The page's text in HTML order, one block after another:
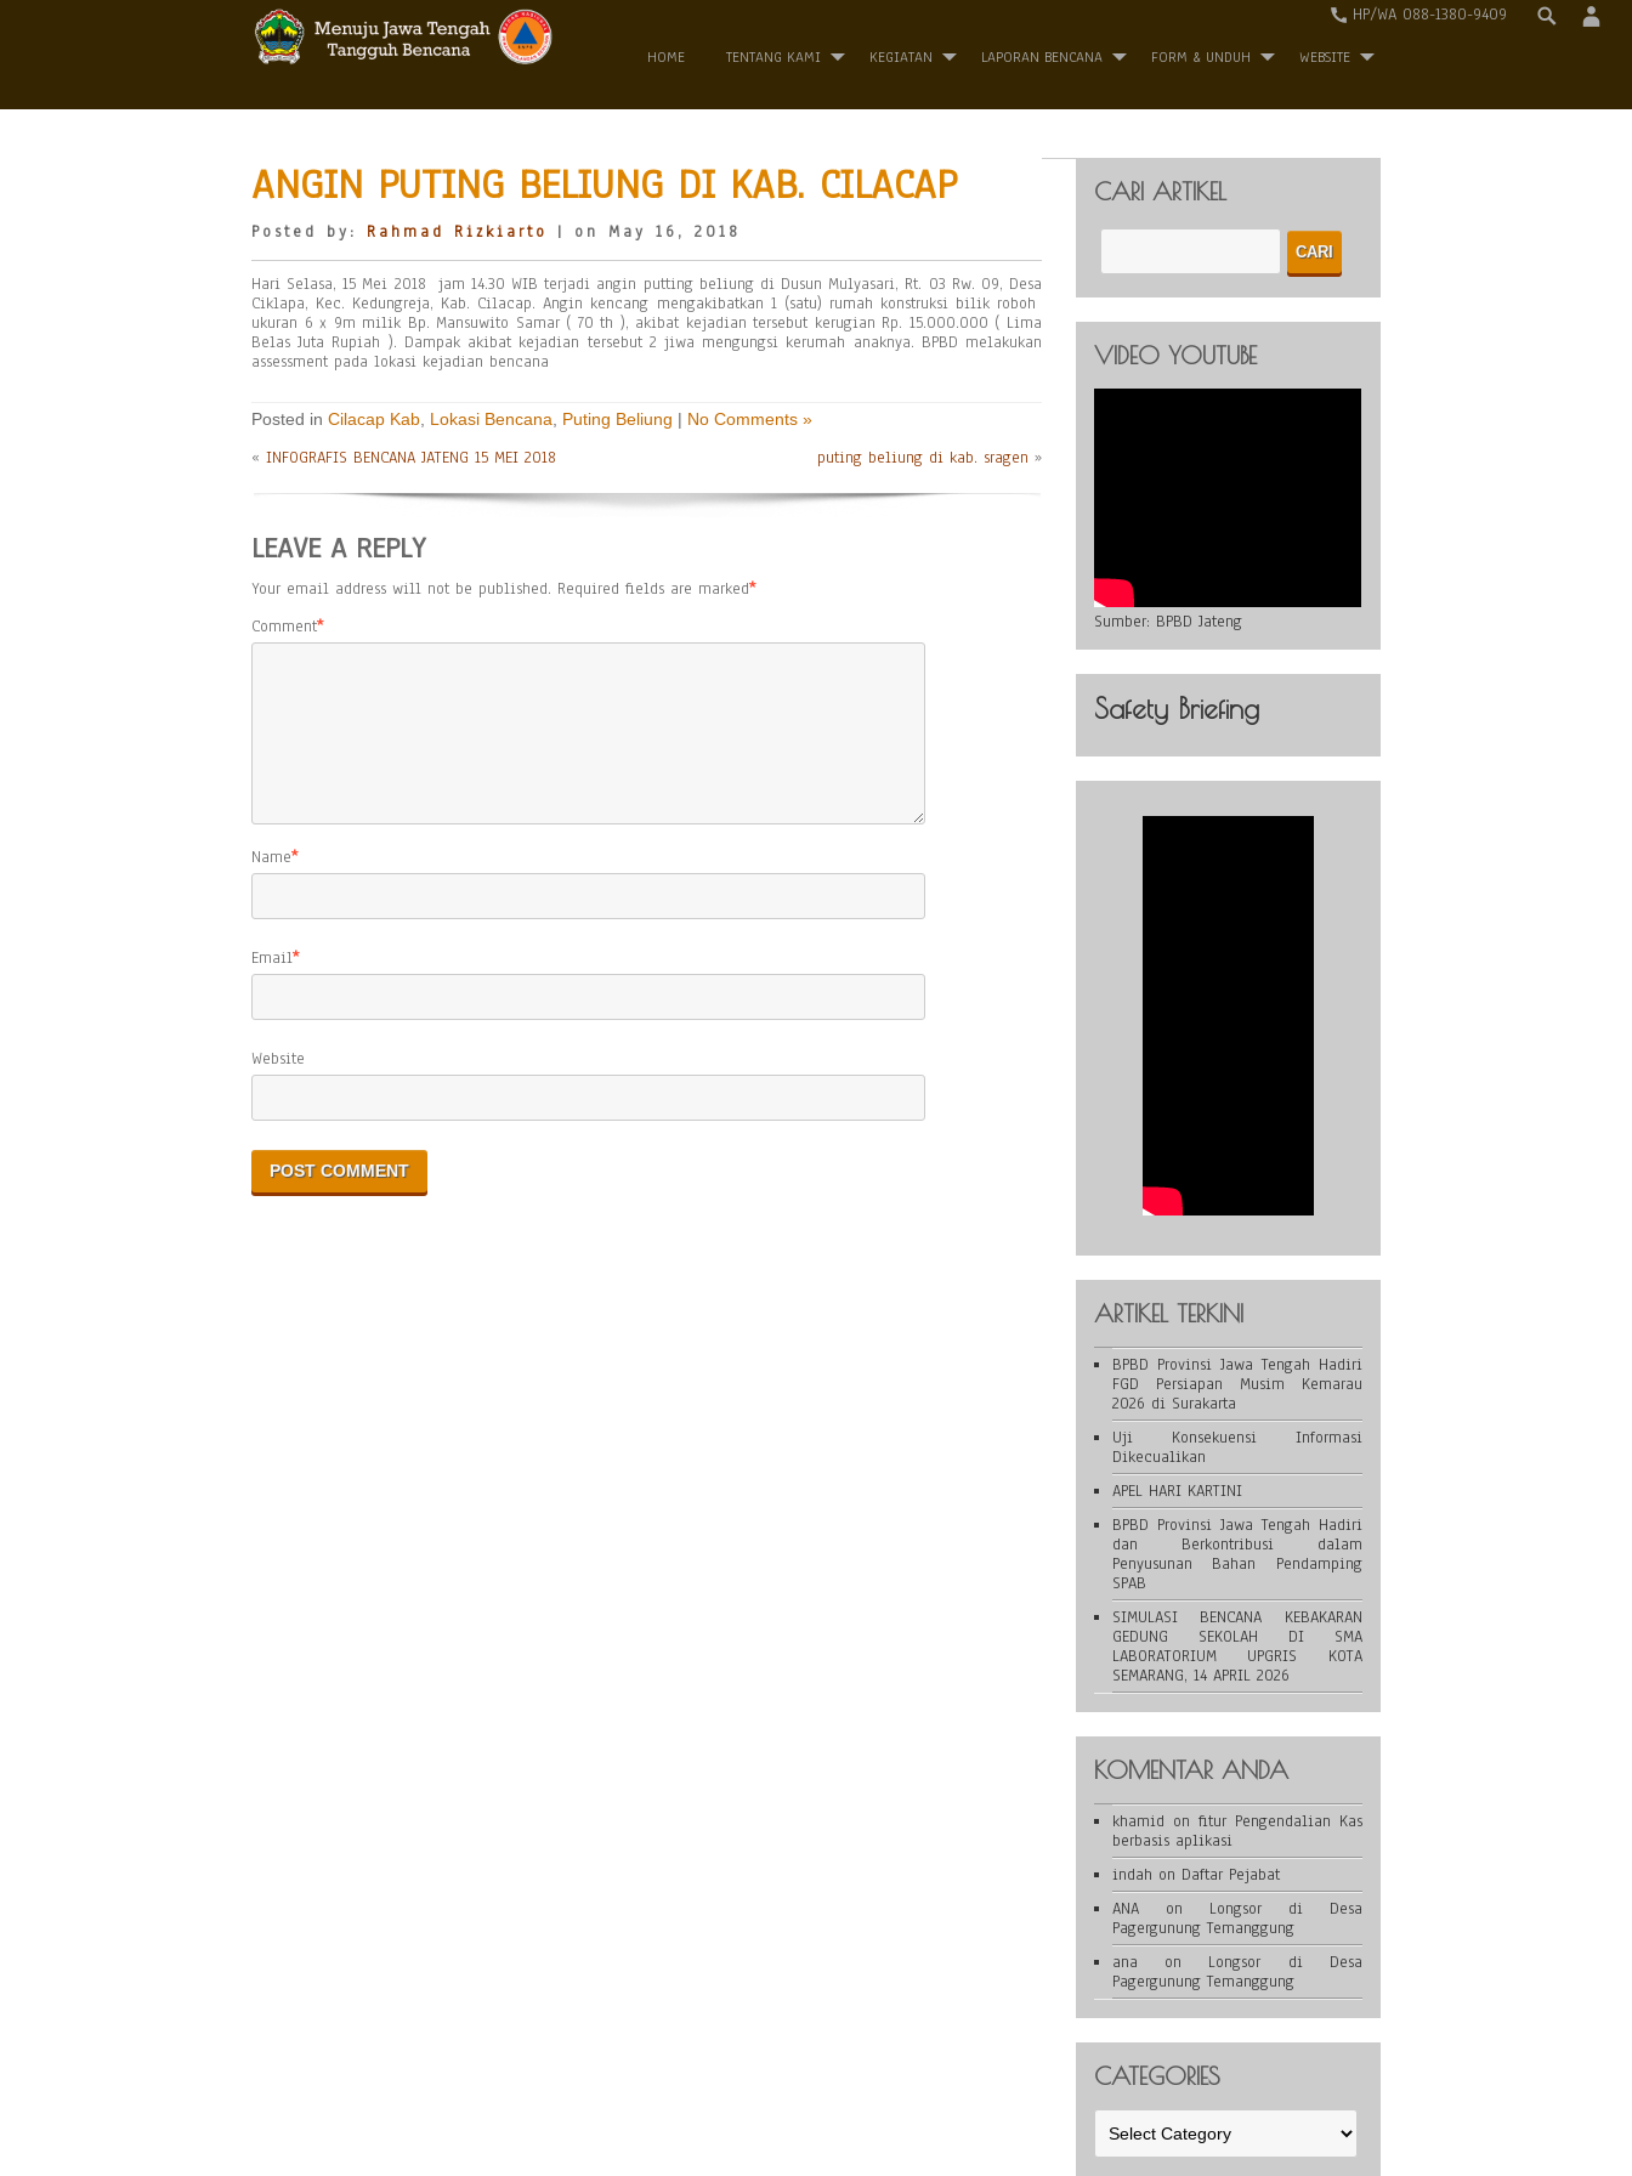
HP/WA 088-1380-9409
HOME TENTANG KAMI KEGIATAN LAPORAN BENCANA FORM & UNDUH WEBSITE
ANGIN PUTING BELIUNG DI KAB. CILACAP
Posted by: Rahmad Rizkiarto | on May 16, 2018
Hari Selasa, 15 Mei 2018 jam 14.30 WIB terjadi angin putting beliung di Dusun Mulyasari, Rt. 03 Rw. 09, Desa
Ciklapa, Kec. Kedungreja, Kab. Cilacap. Angin kencang mengakibatkan 1 (satu) rumah konstruksi bilik roboh
ukuran 6 x 9m milik Bp. Mansuwito Samar ( 70 th ), akibat kejadian tersebut kerugian Rp. 15.000.000 ( Lima
Belas Juta Rupiah ). Dampak akibat kejadian tersebut 2 jiwa mengungsi kerumah anaknya. BPBD melakukan
assessment pada lokasi kejadian bencana
Posted in Cilacap Kab Lokasi Bencana Puting Beliung | No Comments »
« INFOGRAFIS BENCANA JATENG 15 MEI 2018 puting beliung di kab. sragen »
LEAVE A REPLY
Your email address will not be published. Required fields are marked*
Comment*
Name*
Email*
Website
CARI ARTIKEL
VIDEO YOUTUBE
Sumber: BPBD Jateng
Safety Briefing
ARTIKEL TERKINI
BPBD Provinsi Jawa Tengah Hadiri
FGD Persiapan Musim Kemarau
2026 di Surakarta
Uji Konsekuensi Informasi
Dikecualikan
APEL HARI KARTINI
BPBD Provinsi Jawa Tengah Hadiri
dan Berkontribusi dalam
Penyusunan Bahan Pendamping
SPAB
SIMULASI BENCANA KEBAKARAN
GEDUNG SEKOLAH DI SMA
LABORATORIUM UPGRIS KOTA
SEMARANG, 14 APRIL 2026
KOMENTAR ANDA
khamid on fitur Pengendalian Kas
berbasis aplikasi
indah on Daftar Pejabat
ANAon Longsor di Desa
Pagergunung Temanggung
ana on Longsor di Desa
Pagergunung Temanggung
CATEGORIES
Categories